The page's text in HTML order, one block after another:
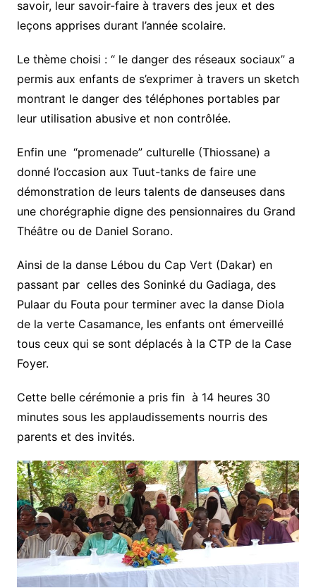
savoir, leur savoir-faire à travers des jeux et des
leçons apprises durant l’année scolaire.
Le thème choisi : “ le danger des réseaux sociaux” a
permis aux enfants de s’exprimer à travers un sketch
montrant le danger des téléphones portables par
leur utilisation abusive et non contrôlée.
Enfin une “promenade” culturelle (Thiossane) a
donné l’occasion aux Tuut-tanks de faire une
démonstration de leurs talents de danseuses dans
une chorégraphie digne des pensionnaires du Grand
Théâtre ou de Daniel Sorano.
Ainsi de la danse Lébou du Cap Vert (Dakar) en
passant par celles des Soninké du Gadiaga, des
Pulaar du Fouta pour terminer avec la danse Diola
de la verte Casamance, les enfants ont émerveillé
tous ceux qui se sont déplacés à la CTP de la Case
Foyer.
Cette belle cérémonie a pris fin à 14 heures 30
minutes sous les applaudissements nourris des
parents et des invités.